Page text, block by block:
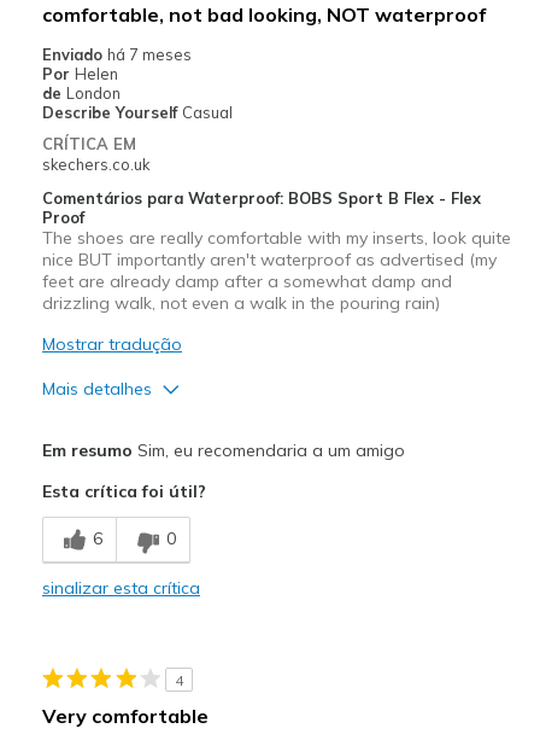
comfortable, not bad looking, NOT waterproof
Enviado há 7 meses
Por Helen
de London
Describe Yourself Casual
CRÍTICA EM
skechers.co.uk
Comentários para Waterproof: BOBS Sport B Flex - Flex
Proof
The shoes are really comfortable with my inserts, look quite
nice BUT importantly aren't waterproof as advertised (my
feet are already damp after a somewhat damp and
drizzling walk, not even a walk in the pouring rain)
Mostrar tradução
Mais detalhes
Contras
Waterproofing substandard
Going Out
Em resumo Sim, eu recomendaria a um amigo
Esta crítica foi útil?
6 0
sinalizar esta crítica
4
Very comfortable